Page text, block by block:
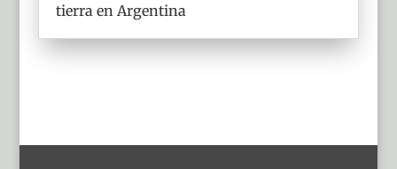
tierra en Argentina